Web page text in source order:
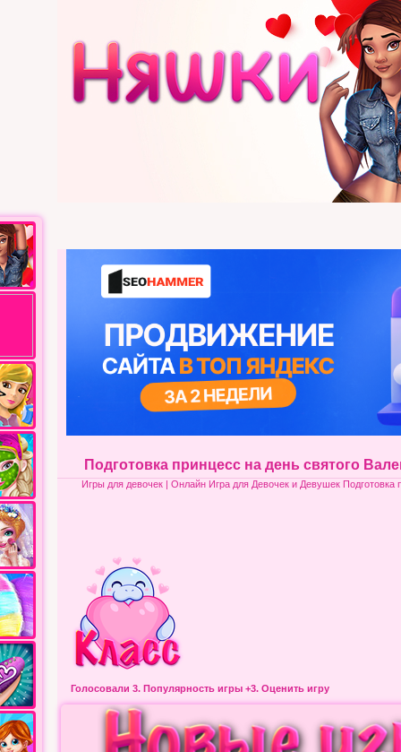
Подготовка принцесс на день святого
Игры для девочек| Онлайн Игра для Девочек и Девушек Подготовка
Голосовали 3. Популярность игры +3. Оценить игру